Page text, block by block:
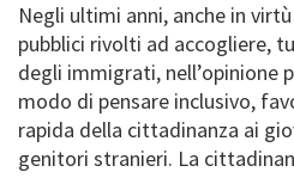
Negli ultimi anni, anche in
pubblici rivolti ad accogliere,
degli immigrati, nell’opinione
modo di pensare inclusivo,
rapida della cittadinanza ai
genitori stranieri. La